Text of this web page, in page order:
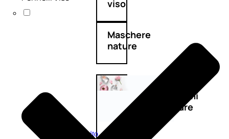
viso
Maschere
nature
profumi
nature
Esaurito